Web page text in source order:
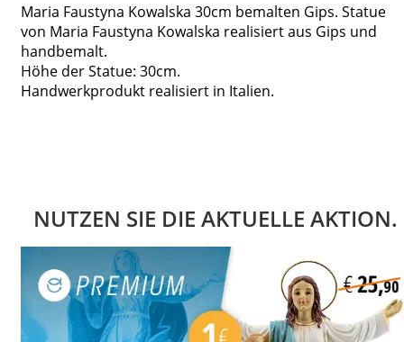
Maria Faustyna Kowalska 30cm bemalten Gips. Statue
von Maria Faustyna Kowalska realisiert aus Gips und
handbemalt.
Höhe der Statue: 30cm.
Handwerkprodukt realisiert in Italien.
NUTZEN SIE DIE AKTUELLE AKTION.